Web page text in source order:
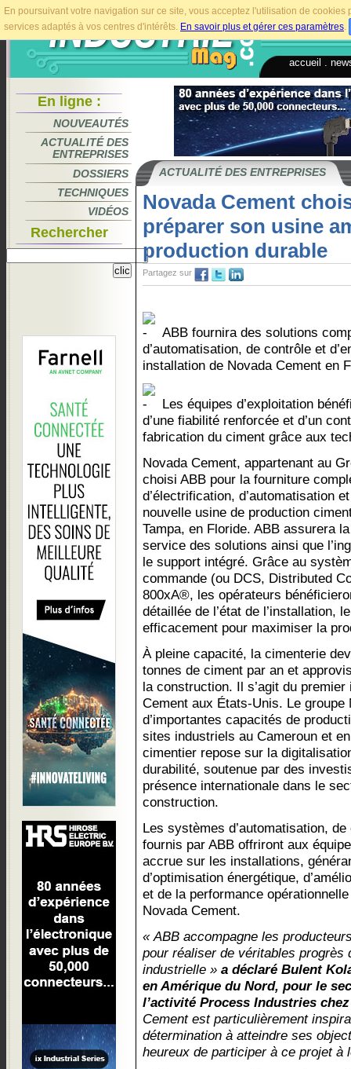
En poursuivant votre navigation sur ce site, vous acceptez l'utilisation de
services adaptés à vos centres d'intérêts. En savoir plus et gérer ces paramètres.
accueil
En ligne :
NOUVEAUTÉS
ACTUALITÉ DES
ENTREPRISES
DOSSIERS
TECHNIQUES
VIDÉOS
Rechercher
ACTUALITÉ DES ENTREPRISES
Novada Cement
préparer son usine
production durable
Partagez sur
ABB fournira des solutions
d’automatisation, de contrôle et
installation de Novada Cement en
Les équipes d’exploitation
d’une fiabilité renforcée et d’un
fabrication du ciment grâce aux
Novada Cement, appartenant au
choisi ABB pour la fourniture
d’électrification, d’automatisation
nouvelle usine de production
Tampa, en Floride. ABB assurera
service des solutions ainsi que
le support intégré. Grâce au
commande (ou DCS, Distributed
800xA®, les opérateurs
détaillée de l’état de l’installation,
efficacement pour maximiser la
À pleine capacité, la cimenterie
tonnes de ciment par an et
la construction. Il s’agit du
Cement aux États-Unis. Le
d’importantes capacités de
sites industriels au Cameroun et
cimentier repose sur la
durabilité, soutenue par des
présence internationale dans le
construction.
Les systèmes d’automatisation,
fournis par ABB offriront aux
accrue sur les installations,
d’optimisation énergétique,
et de la performance
Novada Cement.
« ABB accompagne les
pour réaliser de véritables progrès
industrielle » a déclaré Bulent
en Amérique du Nord, pour le
l’activité Process Industries
Cement est particulièrement
détermination à atteindre ses
heureux de participer à ce projet à